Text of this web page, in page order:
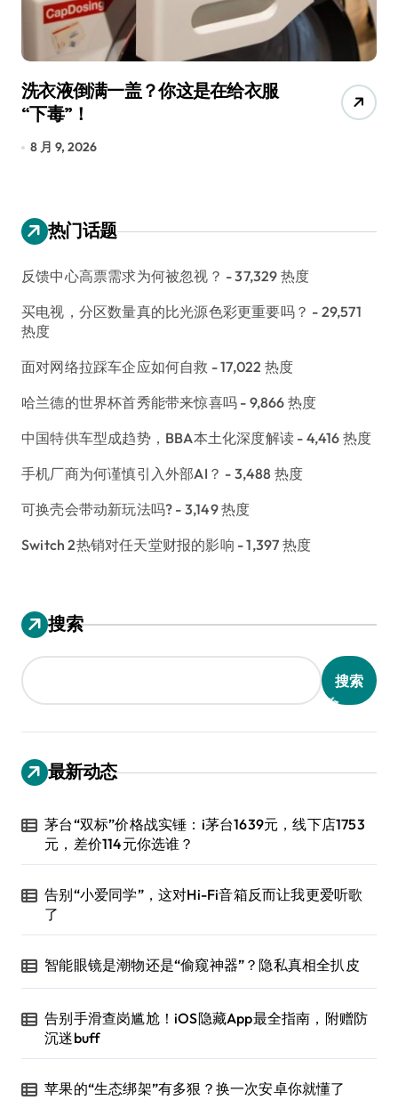
洗衣液倒满一盖？你这是在给衣服
“下毒”！
8 月 9, 2026
热门话题
反馈中心高票需求为何被忽视？ - 37,329 热度
买电视，分区数量真的比光源色彩更重要吗？ - 29,571
热度
面对网络拉踩车企应如何自救 - 17,022 热度
哈兰德的世界杯首秀能带来惊喜吗 - 9,866 热度
中国特供车型成趋势，BBA本土化深度解读 - 4,416 热度
手机厂商为何谨慎引入外部AI？ - 3,488 热度
可换壳会带动新玩法吗? - 3,149 热度
Switch 2热销对任天堂财报的影响 - 1,397 热度
搜索
搜索
最新动态
茅台“双标”价格战实锤：i茅台1639元，线下店1753
元，差价114元你选谁？
告别“小爱同学”，这对Hi-Fi音箱反而让我更爱听歌
了
智能眼镜是潮物还是“偷窥神器”？隐私真相全扒皮
告别手滑查岗尴尬！iOS隐藏App最全指南，附赠防
沉迷buff
苹果的“生态绑架”有多狠？换一次安卓你就懂了